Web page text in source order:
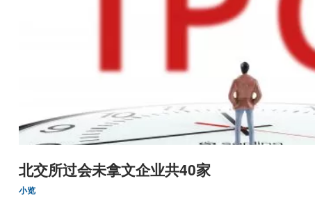
北交所过会未拿文企业共40家
小览